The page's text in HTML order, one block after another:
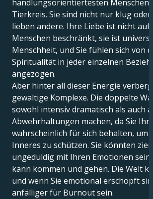
handlungsorientiertesten Menschen
Tierkreis. Sie sind nicht nur klug oder
lieben andere. Ihre Liebe ist nicht auf
Menschen beschränkt, sie ist
Menschheit, und Sie fühlen sich von
Spiritualität in jeder einzelnen
angezogen.
Aber hinter all dieser Energie
gewaltige Komplexe. Die doppelte
sowohl intensiv dramatisch als auch
Abwehrhaltungen machen, da Sie Ihre
wahrscheinlich für sich behalten, um
Inneres zu schützen. Sie könnten
ungeduldig mit Ihren Emotionen sein,
kann kommen und gehen. Die Welt
und wenn Sie emotional erschöpft
anfälliger für Burnout sein.